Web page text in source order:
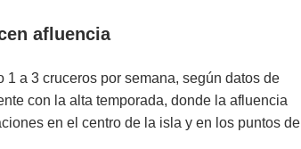
afluencia
a 3 cruceros por semana, según datos de
con la alta temporada, donde la afluencia
en el centro de la isla y en los puntos de